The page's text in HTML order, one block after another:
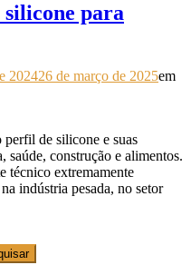
para
202426 de março de 2025em
de silicone e suas
saúde, construção e alimentos.
técnico extremamente
indústria pesada, no setor